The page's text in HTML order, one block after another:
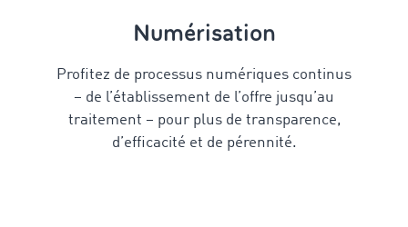
Numérisation
Profitez de processus numériques continus
– de l’établissement de l’offre jusqu’au
traitement – pour plus de transparence,
d’efficacité et de pérennité.